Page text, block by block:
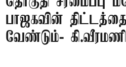
பாஜகவின் திட்டத்தை
வேண்டும்- கி.வீரமணி